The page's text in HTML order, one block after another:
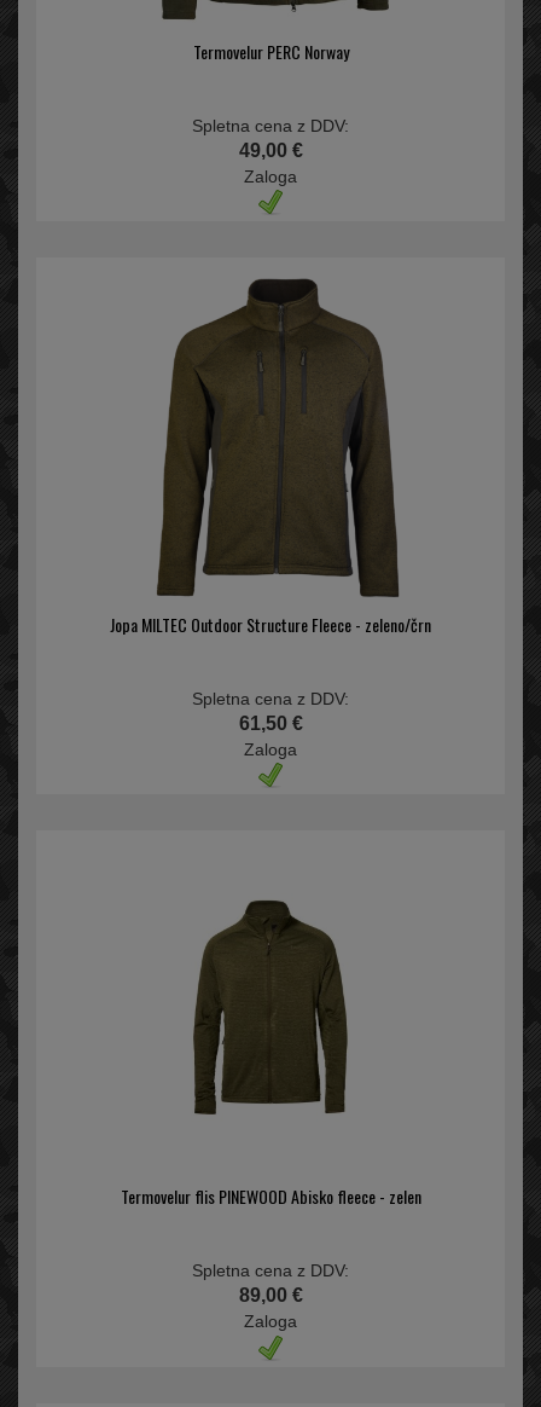
Termovelur PERC Norway
Spletna cena z DDV:
49,00 €
Zaloga
Jopa MILTEC Outdoor Structure Fleece - zeleno/črn
Spletna cena z DDV:
61,50 €
Zaloga
Termovelur flis PINEWOOD Abisko fleece - zelen
Spletna cena z DDV:
89,00 €
Zaloga